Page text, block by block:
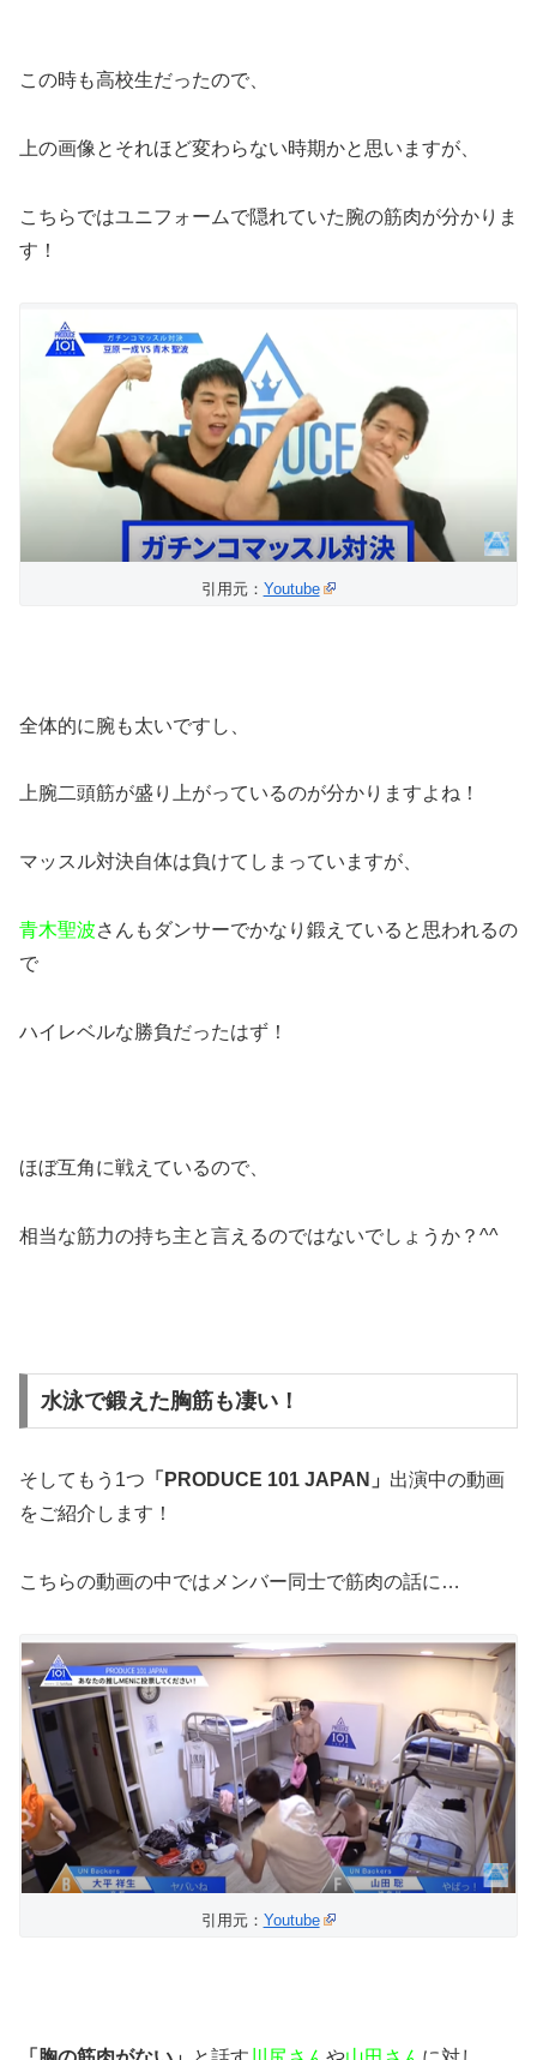
この時も高校生だったので、
上の画像とそれほど変わらない時期かと思いますが、
こちらではユニフォームで隠れていた腕の筋肉が分かりま
す！
引用元： Youtube
全体的に腕も太いですし、
上腕二頭筋が盛り上がっているのが分かりますよね！
マッスル対決自体は負けてしまっていますが、
青木聖波さんもダンサーでかなり鍛えていると思われるの
で
ハイレベルな勝負だったはず！
ほぼ互角に戦えているので、
相当な筋力の持ち主と言えるのではないでしょうか？^^
水泳で鍛えた胸筋も凄い！
そしてもう1つ 「PRODUCE 101 JAPAN」 出演中の動画
をご紹介します！
こちらの動画の中ではメンバー同士で筋肉の話に…
引用元： Youtube